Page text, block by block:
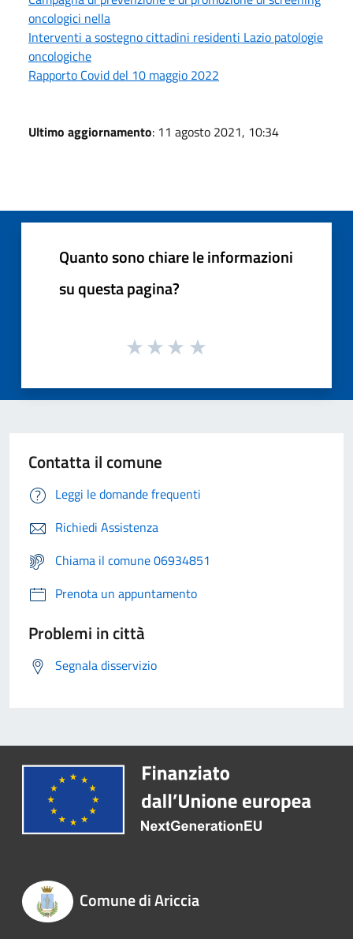
oncologici nella
Interventi a sostegno cittadini residenti Lazio patologie
oncologiche
Rapporto Covid del 10 maggio 2022
Ultimo aggiornamento: 11 agosto 2021, 10:34
Quanto sono chiare le informazioni
su questa pagina?
Contatta il comune
Leggi le domande frequenti
Richiedi Assistenza
Chiama il comune 06934851
Prenota un appuntamento
Problemi in città
Segnala disservizio
Comune di Ariccia